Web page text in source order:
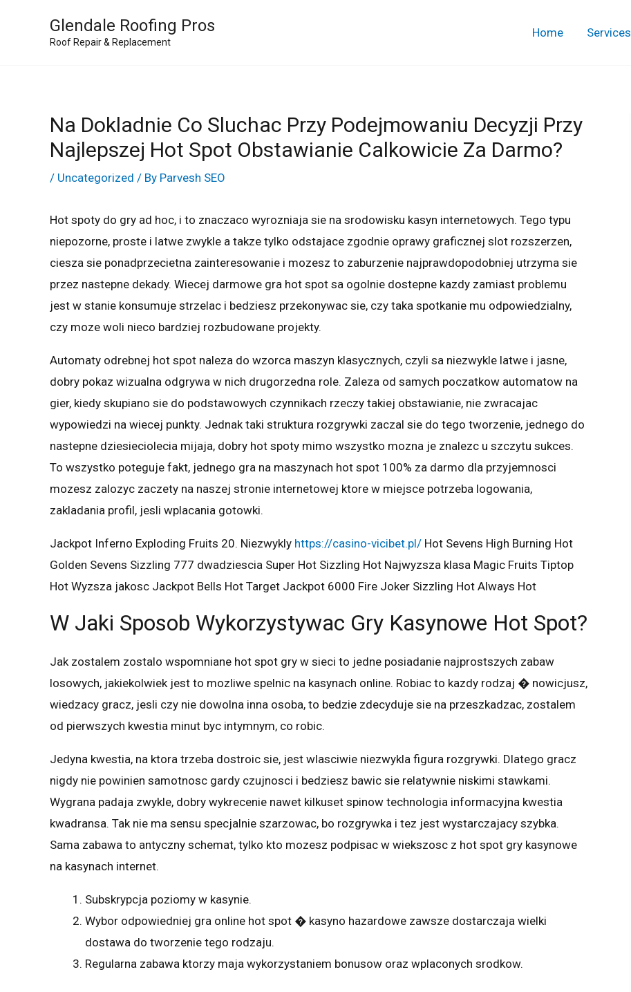
Glendale Roofing Pros
Roof Repair & Replacement
Home Services
Na Dokladnie Co Sluchac Przy Podejmowaniu Decyzji Przy
Najlepszej Hot Spot Obstawianie Calkowicie Za Darmo?
/ Uncategorized / By Parvesh SEO
Hot spoty do gry ad hoc, i to znaczaco wyrozniaja sie na srodowisku kasyn internetowych. Tego typu
niepozorne, proste i latwe zwykle a takze tylko odstajace zgodnie oprawy graficznej slot rozszerzen,
ciesza sie ponadprzecietna zainteresowanie i mozesz to zaburzenie najprawdopodobniej utrzyma sie
przez nastepne dekady. Wiecej darmowe gra hot spot sa ogolnie dostepne kazdy zamiast problemu
jest w stanie konsumuje strzelac i bedziesz przekonywac sie, czy taka spotkanie mu odpowiedzialny,
czy moze woli nieco bardziej rozbudowane projekty.
Automaty odrebnej hot spot naleza do wzorca maszyn klasycznych, czyli sa niezwykle latwe i jasne,
dobry pokaz wizualna odgrywa w nich drugorzedna role. Zaleza od samych poczatkow automatow na
gier, kiedy skupiano sie do podstawowych czynnikach rzeczy takiej obstawianie, nie zwracajac
wypowiedzi na wiecej punkty. Jednak taki struktura rozgrywki zaczal sie do tego tworzenie, jednego do
nastepne dziesieciolecia mijaja, dobry hot spoty mimo wszystko mozna je znalezc u szczytu sukces.
To wszystko poteguje fakt, jednego gra na maszynach hot spot 100% za darmo dla przyjemnosci
mozesz zalozyc zaczety na naszej stronie internetowej ktore w miejsce potrzeba logowania,
zakladania profil, jesli wplacania gotowki.
Jackpot Inferno Exploding Fruits 20. Niezwykly https://casino-vicibet.pl/ Hot Sevens High Burning Hot
Golden Sevens Sizzling 777 dwadziescia Super Hot Sizzling Hot Najwyzsza klasa Magic Fruits Tiptop
Hot Wyzsza jakosc Jackpot Bells Hot Target Jackpot 6000 Fire Joker Sizzling Hot Always Hot
W Jaki Sposob Wykorzystywac Gry Kasynowe Hot Spot?
Jak zostalem zostalo wspomniane hot spot gry w sieci to jedne posiadanie najprostszych zabaw
losowych, jakiekolwiek jest to mozliwe spelnic na kasynach online. Robiac to kazdy rodzaj � nowicjusz,
wiedzacy gracz, jesli czy nie dowolna inna osoba, to bedzie zdecyduje sie na przeszkadzac, zostalem
od pierwszych kwestia minut byc intymnym, co robic.
Jedyna kwestia, na ktora trzeba dostroic sie, jest wlasciwie niezwykla figura rozgrywki. Dlatego gracz
nigdy nie powinien samotnosc gardy czujnosci i bedziesz bawic sie relatywnie niskimi stawkami.
Wygrana padaja zwykle, dobry wykrecenie nawet kilkuset spinow technologia informacyjna kwestia
kwadransa. Tak nie ma sensu specjalnie szarzowac, bo rozgrywka i tez jest wystarczajacy szybka.
Sama zabawa to antyczny schemat, tylko kto mozesz podpisac w wiekszosc z hot spot gry kasynowe
na kasynach internet.
Subskrypcja poziomy w kasynie.
Wybor odpowiedniej gra online hot spot � kasyno hazardowe zawsze dostarczaja wielki
dostawa do tworzenie tego rodzaju.
Regularna zabawa ktorzy maja wykorzystaniem bonusow oraz wplaconych srodkow.